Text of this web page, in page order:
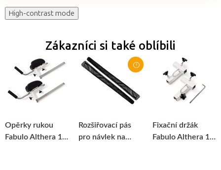
High-contrast mode
Zákazníci si také oblíbili
Opěrky rukou
Fabulo Althera 1,
Rozšiřovací pás
pro návlek na
Fixační držák
Fabulo Althera 1,